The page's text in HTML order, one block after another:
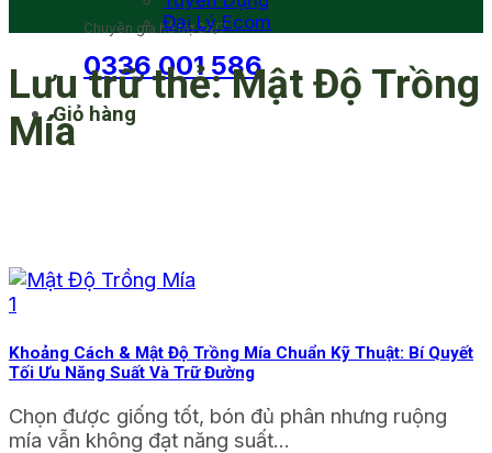
Chuyên gia hỗ trợ 24/7
0336 001 586
Giỏ hàng
Đại Lý Ecom
Lưu trữ thẻ:Mật Độ Trồng
Mía
Khoảng Cách & Mật Độ Trồng Mía Chuẩn Kỹ Thuật: Bí Quyết
Tối Ưu Năng Suất Và Trữ Đường
Chọn được giống tốt, bón đủ phân nhưng ruộng
mía vẫn không đạt năng suất...